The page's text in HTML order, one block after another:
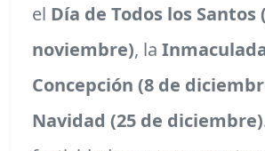
el Día de Todos los Santos
noviembre), la
Concepción (8 de
Navidad (25 de diciembre)